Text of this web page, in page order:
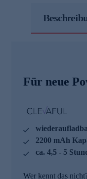
Für neue
2200 mAh
ca. 4,5 - 5
Wer kennt das